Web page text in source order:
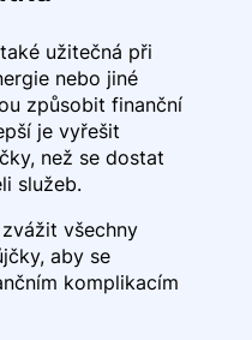
užitečná při
nebo jiné
způsobit finanční
je vyřešit
než se dostat
služeb.
všechny
aby se
komplikacím